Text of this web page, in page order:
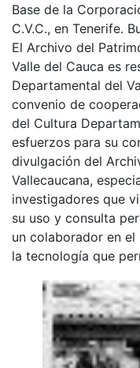
Base de la
C.V.C., en Tenerife.
El Archivo del
Valle del Cauca es
Departamental del
convenio de
del Cultura
esfuerzos para su
divulgación del
Vallecaucana,
investigadores que
su uso y consulta
un colaborador en
la tecnología que